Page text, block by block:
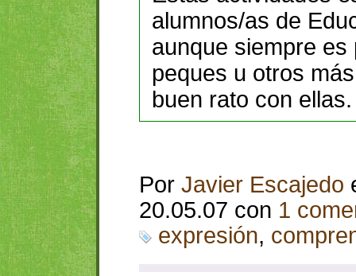
alumnos/as de
aunque siempre
peques u otros
buen rato con ellas.
Por Javier Escajedo
20.05.07 con 1
expresión,